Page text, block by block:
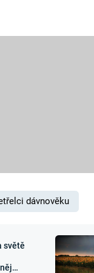
Zajímavosti
dávnověku
světě